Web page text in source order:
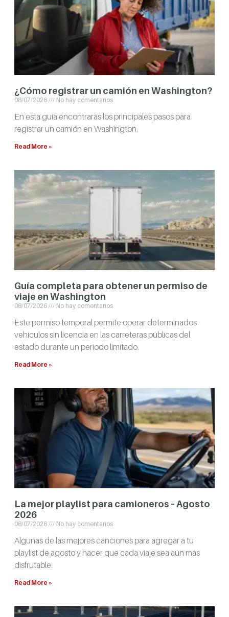
¿Cómo registrar un camión en Washington?
08/07/2026 No hay comentarios
En esta guía encontrarás los principales pasos para
registrar un camión en Washington.
Read More »
Guía completa para obtener un permiso de
viaje en Washington
08/07/2026 No hay comentarios
Este permiso temporal permite operar determinados
vehículos sin licencia en las carreteras públicas del
estado durante un período limitado.
Read More »
La mejor playlist para camioneros – Agosto
2026
08/07/2026 No hay comentarios
Algunas de las mejores canciones para agregar a tu
playlist de agosto y hacer que cada viaje sea aún más
disfrutable.
Read More »